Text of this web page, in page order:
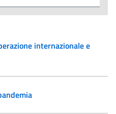
internazionale e